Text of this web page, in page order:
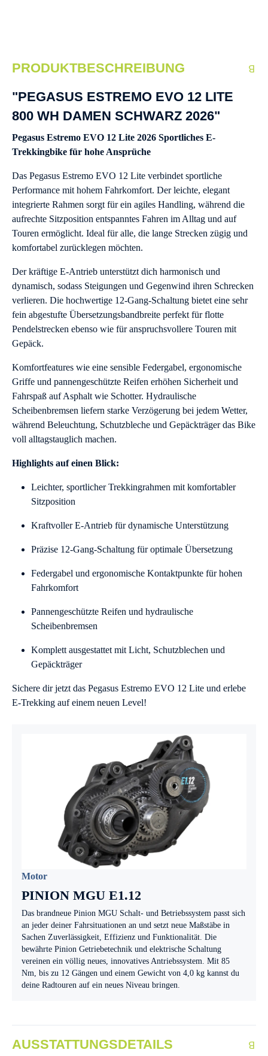
PRODUKTBESCHREIBUNG
"PEGASUS ESTREMO EVO 12 LITE
800 WH DAMEN SCHWARZ 2026"
Pegasus Estremo EVO 12 Lite 2026 Sportliches E-
Trekkingbike für hohe Ansprüche
Das Pegasus Estremo EVO 12 Lite verbindet sportliche
Performance mit hohem Fahrkomfort. Der leichte, elegant
integrierte Rahmen sorgt für ein agiles Handling, während die
aufrechte Sitzposition entspanntes Fahren im Alltag und auf
Touren ermöglicht. Ideal für alle, die lange Strecken zügig und
komfortabel zurücklegen möchten.
Der kräftige E-Antrieb unterstützt dich harmonisch und
dynamisch, sodass Steigungen und Gegenwind ihren Schrecken
verlieren. Die hochwertige 12-Gang-Schaltung bietet eine sehr
fein abgestufte Übersetzungsbandbreite perfekt für flotte
Pendelstrecken ebenso wie für anspruchsvollere Touren mit
Gepäck.
Komfortfeatures wie eine sensible Federgabel, ergonomische
Griffe und pannengeschützte Reifen erhöhen Sicherheit und
Fahrspaß auf Asphalt wie Schotter. Hydraulische
Scheibenbremsen liefern starke Verzögerung bei jedem Wetter,
während Beleuchtung, Schutzbleche und Gepäckträger das Bike
voll alltagstauglich machen.
Highlights auf einen Blick:
Leichter, sportlicher Trekkingrahmen mit komfortabler
Sitzposition
Kraftvoller E-Antrieb für dynamische Unterstützung
Präzise 12-Gang-Schaltung für optimale Übersetzung
Federgabel und ergonomische Kontaktpunkte für hohen
Fahrkomfort
Pannengeschützte Reifen und hydraulische
Scheibenbremsen
Komplett ausgestattet mit Licht, Schutzblechen und
Gepäckträger
Sichere dir jetzt das Pegasus Estremo EVO 12 Lite und erlebe
E-Trekking auf einem neuen Level!
Motor
PINION MGU E1.12
Das brandneue Pinion MGU Schalt- und Betriebssystem passt sich
an jeder deiner Fahrsituationen an und setzt neue Maßstäbe in
Sachen Zuverlässigkeit, Effizienz und Funktionalität. Die
bewährte Pinion Getriebetechnik und elektrische Schaltung
vereinen ein völlig neues, innovatives Antriebssystem. Mit 85
Nm, bis zu 12 Gängen und einem Gewicht von 4,0 kg kannst du
deine Radtouren auf ein neues Niveau bringen.
AUSSTATTUNGSDETAILS